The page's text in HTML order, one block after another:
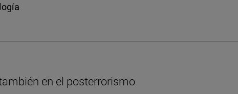
en el posterrorismo